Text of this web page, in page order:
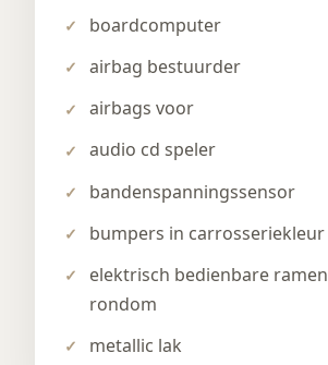
boardcomputer
airbag bestuurder
airbags voor
audio cd speler
bandenspanningssensor
bumpers in carrosseriekleur
elektrisch bedienbare ramen
rondom
metallic lak